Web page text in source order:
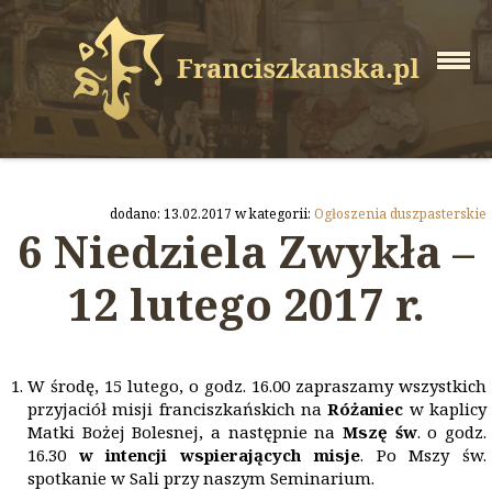
dodano: 13.02.2017 w kategorii: Ogłoszenia duszpasterskie
6 Niedziela Zwykła –
12 lutego 2017 r.
W środę, 15 lutego, o godz. 16.00 zapraszamy wszystkich
przyjaciół misji franciszkańskich naRóżaniec w kaplicy
Matki Bożej Bolesnej, a następnie na Mszę św. o godz.
16.30 w intencji wspierających misje. Po Mszy św.
spotkanie w Sali przy naszym Seminarium.